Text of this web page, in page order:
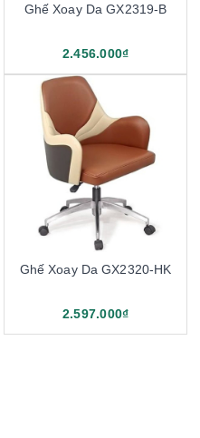
Ghế Xoay Da GX2319-B
2.456.000₫
Ghế Xoay Da GX2320-HK
2.597.000₫